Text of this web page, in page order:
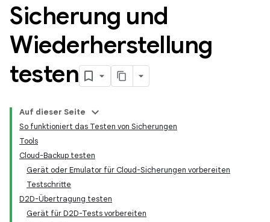
Sicherung und
Wiederherstellung
testen
Auf dieser Seite
So funktioniert das Testen von Sicherungen
Tools
Cloud-Backup testen
Gerät oder Emulator für Cloud-Sicherungen vorbereiten
Testschritte
D2D-Übertragung testen
Gerät für D2D-Tests vorbereiten